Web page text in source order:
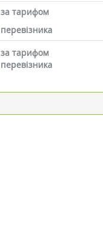
за тарифом
перевізника
за тарифом
перевізника